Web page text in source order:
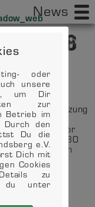
News
2018
ihre Fortsetzung
des
gemacht. Bevor
22.09. um 19:30
einem launigen
neues […]
oder
unsere
um Dir
zur
Betrieb im
Durch den
Du die
e.V.
Dich mit
Cookies
zu
du unter